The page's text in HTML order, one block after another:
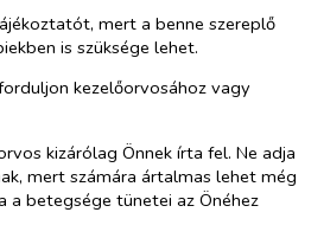
mert a benne szereplő
is szüksége lehet.
kezelőorvosához vagy
kizárólag Önnek írta fel. Ne adja
mert számára ártalmas lehet még
a betegsége tünetei az Önéhez